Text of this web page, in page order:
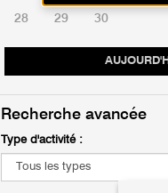
28 29 30
Recherche avancée
Type d'activité :